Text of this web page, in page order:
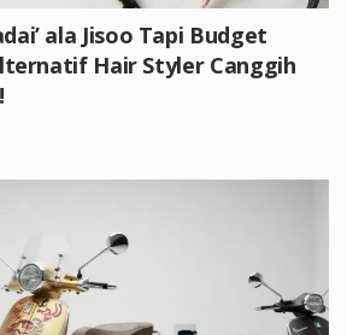
ala Jisoo Tapi Budget
Hair Styler Canggih